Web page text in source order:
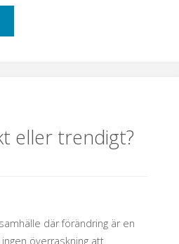
eller trendigt?
där förändring är en
överraskning att